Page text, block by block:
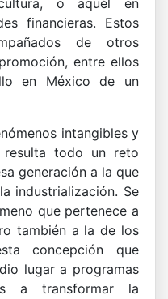
o aquél en
financieras. Estos
de otros
entre ellos
en México de un
intangibles y
resulta todo un reto
generación a la que
industrialización. Se
que pertenece a
también a la de los
concepción que
lugar a programas
a transformar la